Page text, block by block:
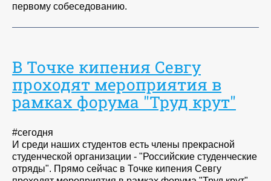
первому собеседованию.
В Точке кипения Севгу
проходят мероприятия в
рамках форума "Труд крут"
#сегодня
И среди наших студентов есть члены прекрасной
студенческой организации - "Российские студенческие
отряды". Прямо сейчас в Точке кипения Севгу